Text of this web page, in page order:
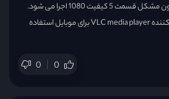
بررسی شد. بدون مشکل قسمت 5 کیفیت 1080 اجرا می شود.
بهتره از پخش کننده VLC media player برای موبایل استفاده
0 0